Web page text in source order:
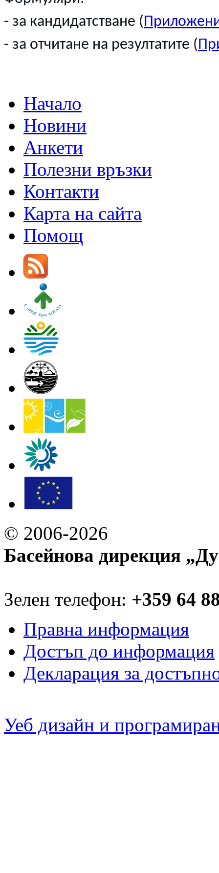
- за кандидатстване (
- за отчитане на резултатите (
Начало
Новини
Анкети
Полезни връзки
Контакти
Карта на сайта
Помощ
© 2006-2026
Басейнова дирекция
Зелен телефон: +359 64
Правна информация
Достъп до информация
Декларация за
Уеб дизайн и